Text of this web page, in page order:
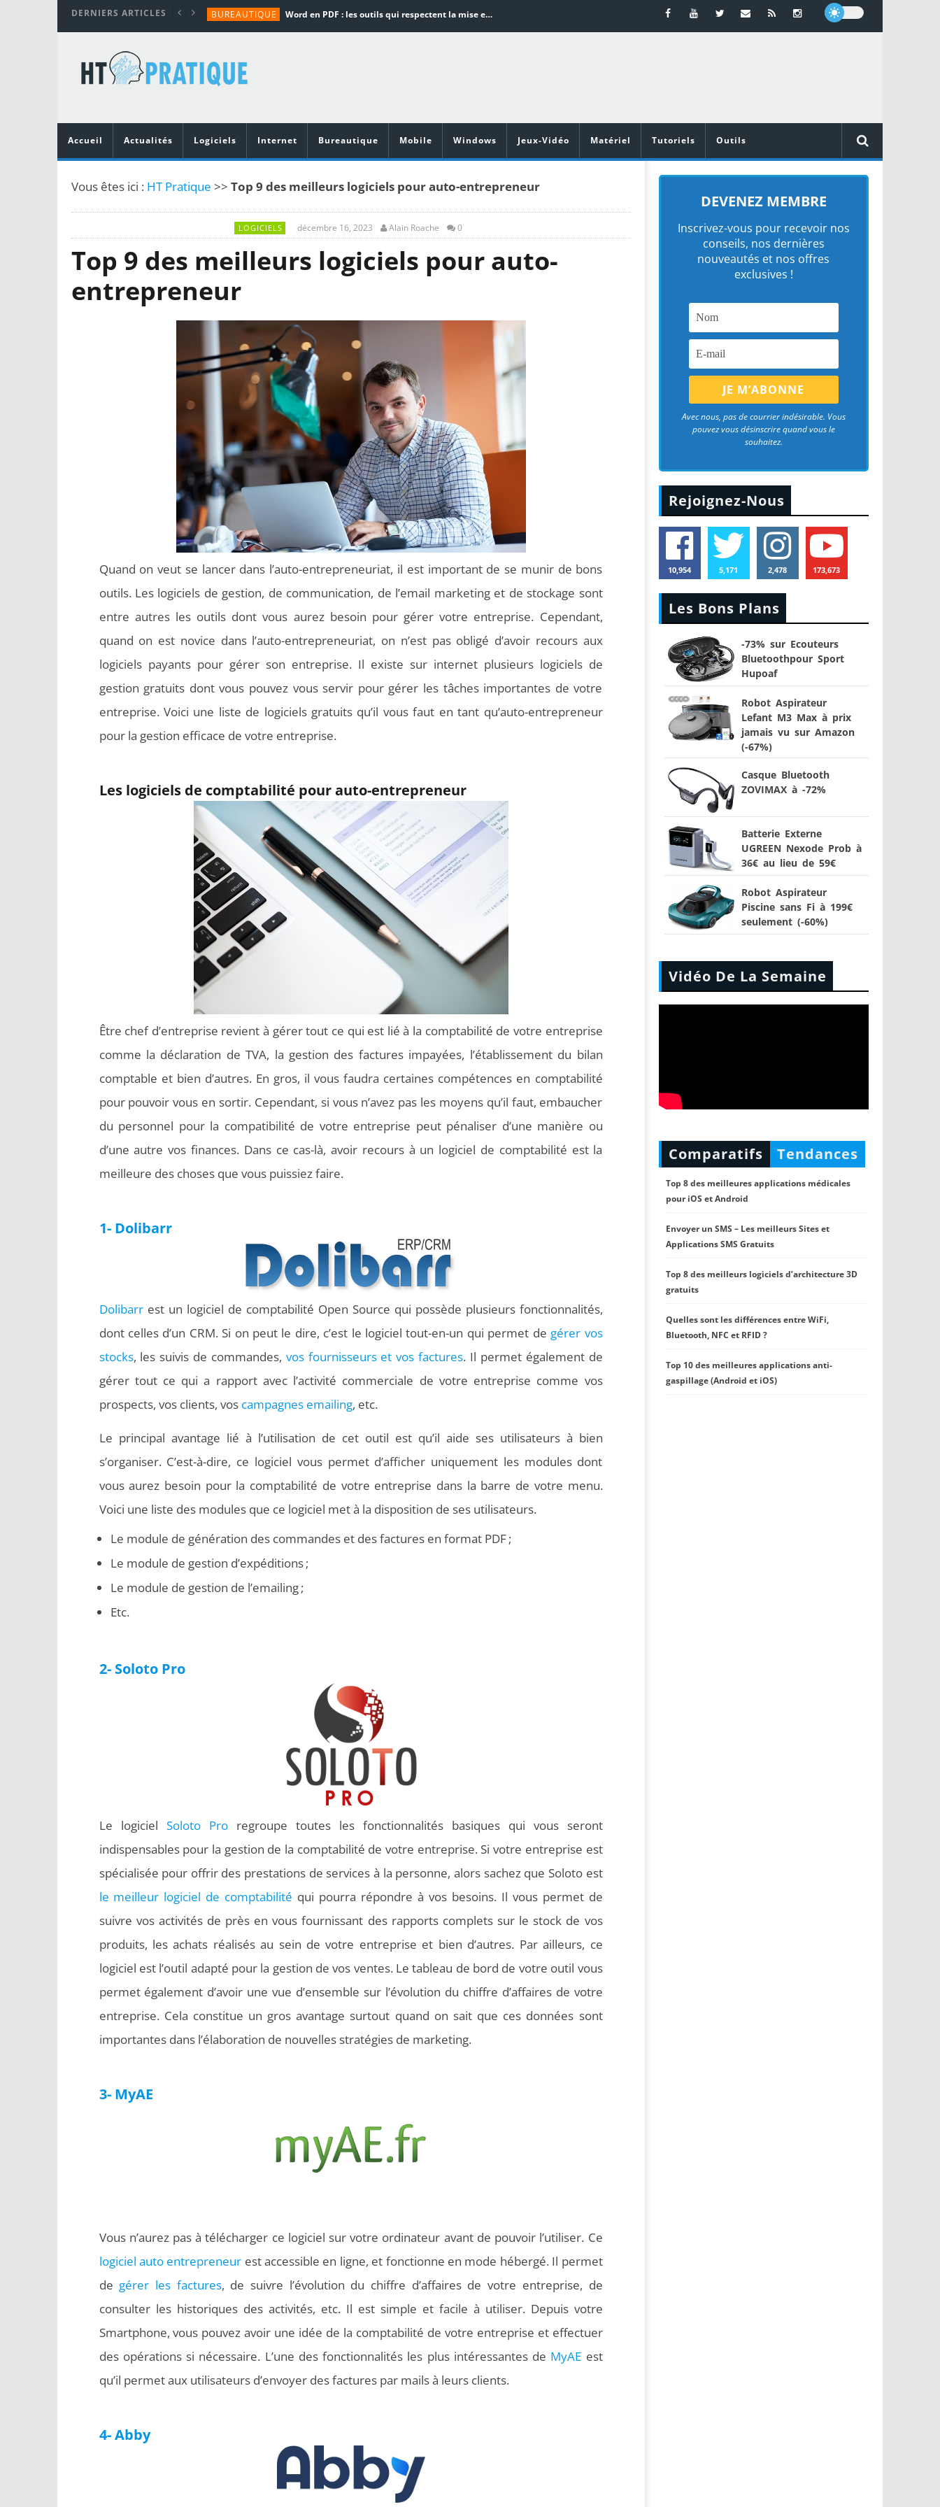
DERNIERS ARTICLES BUREAUTIQUE Word en PDF : les outils qui respectent la mise en page
TUTORIALS
MATÉRIEL
Vidéoprojecteurs Asus : Top 6 des meilleurs modèles de la marque
Accueil
Actualités Logiciels Internet Bureautique Mobile Windows Jeux-Vidéo Matériel Tutoriels Outils
Vous êtes ici : HT Pratique >> Top 9 des meilleurs logiciels pour auto-entrepreneur
LOGICIELS décembre 16, 2023 Alain Roache 0
Top 9 des meilleurs logiciels pour auto-
entrepreneur
Quand on veut se lancer dans l’auto-entrepreneuriat, il est important de se munir de bons
outils. Les logiciels de gestion, de communication, de l’email marketing et de stockage sont
entre autres les outils dont vous aurez besoin pour gérer votre entreprise. Cependant,
quand on est novice dans l’auto-entrepreneuriat, on n’est pas obligé d’avoir recours aux
logiciels payants pour gérer son entreprise. Il existe sur internet plusieurs logiciels de
gestion gratuits dont vous pouvez vous servir pour gérer les tâches importantes de votre
entreprise. Voici une liste de logiciels gratuits qu’il vous faut en tant qu’auto-entrepreneur
pour la gestion efficace de votre entreprise.
Les logiciels de comptabilité pour auto-entrepreneur
Être chef d’entreprise revient à gérer tout ce qui est lié à la comptabilité de votre entreprise
comme la déclaration de TVA, la gestion des factures impayées, l’établissement du bilan
comptable et bien d’autres. En gros, il vous faudra certaines compétences en comptabilité
pour pouvoir vous en sortir. Cependant, si vous n’avez pas les moyens qu’il faut, embaucher
du personnel pour la compatibilité de votre entreprise peut pénaliser d’une manière ou
d’une autre vos finances. Dans ce cas-là, avoir recours à un logiciel de comptabilité est la
meilleure des choses que vous puissiez faire.
1- Dolibarr
Dolibarrest un logiciel de comptabilité Open Source qui possède plusieurs fonctionnalités,
dont celles d’un CRM. Si on peut le dire, c’est le logiciel tout-en-un qui permet de gérer vos
stocks, les suivis de commandes, vos fournisseurs et vos factures. Il permet également de
gérer tout ce qui a rapport avec l’activité commerciale de votre entreprise comme vos
prospects, vos clients, vos campagnes emailing, etc.
Le principal avantage lié à l’utilisation de cet outil est qu’il aide ses utilisateurs à bien
s’organiser. C’est-à-dire, ce logiciel vous permet d’afficher uniquement les modules dont
vous aurez besoin pour la comptabilité de votre entreprise dans la barre de votre menu.
Voici une liste des modules que ce logiciel met à la disposition de ses utilisateurs.
Le module de génération des commandes et des factures en format PDF ;
Le module de gestion d’expéditions ;
Le module de gestion de l’emailing ;
Etc.
2- Soloto Pro
Le logiciel Soloto Proregroupe toutes les fonctionnalités basiques qui vous seront
indispensables pour la gestion de la comptabilité de votre entreprise. Si votre entreprise est
spécialisée pour offrir des prestations de services à la personne, alors sachez que Soloto est
le meilleur logiciel de comptabilité qui pourra répondre à vos besoins. Il vous permet de
suivre vos activités de près en vous fournissant des rapports complets sur le stock de vos
produits, les achats réalisés au sein de votre entreprise et bien d’autres. Par ailleurs, ce
logiciel est l’outil adapté pour la gestion de vos ventes. Le tableau de bord de votre outil vous
permet également d’avoir une vue d’ensemble sur l’évolution du chiffre d’affaires de votre
entreprise. Cela constitue un gros avantage surtout quand on sait que ces données sont
importantes dans l’élaboration de nouvelles stratégies de marketing.
3- MyAE
Vous n’aurez pas à télécharger ce logiciel sur votre ordinateur avant de pouvoir l’utiliser. Ce
logiciel auto entrepreneur est accessible en ligne, et fonctionne en mode hébergé. Il permet
de gérer les factures, de suivre l’évolution du chiffre d’affaires de votre entreprise, de
consulter les historiques des activités, etc. Il est simple et facile à utiliser. Depuis votre
Smartphone, vous pouvez avoir une idée de la comptabilité de votre entreprise et effectuer
des opérations si nécessaire. L’une des fonctionnalités les plus intéressantes de MyAE est
qu’il permet aux utilisateurs d’envoyer des factures par mails à leurs clients.
4- Abby
DEVENEZ MEMBRE
Inscrivez-vous pour recevoir nos
conseils, nos dernières
nouveautés et nos offres
exclusives !
Avec nous, pas de courrier indésirable. Vous
pouvez vous désinscrire quand vous le
souhaitez.
Rejoignez-Nous
10,954 5,171 2,478 173,673
Les Bons Plans
-73% sur Ecouteurs
Bluetoothpour Sport
Hupoaf
Robot Aspirateur
Lefant M3 Max à prix
jamais vu sur Amazon
(-67%)
Casque Bluetooth
ZOVIMAX à -72%
Batterie Externe
UGREEN Nexode Prob à
36€ au lieu de 59€
Robot Aspirateur
Piscine sans Fi à 199€
seulement (-60%)
Vidéo De La Semaine
Comparatifs Tendances
Top 8 des meilleures applications médicales
pour iOS et Android
Envoyer un SMS – Les meilleurs Sites et
Applications SMS Gratuits
Top 8 des meilleurs logiciels d’architecture 3D
gratuits
Quelles sont les différences entre WiFi,
Bluetooth, NFC et RFID ?
Top 10 des meilleures applications anti-
gaspillage (Android et iOS)